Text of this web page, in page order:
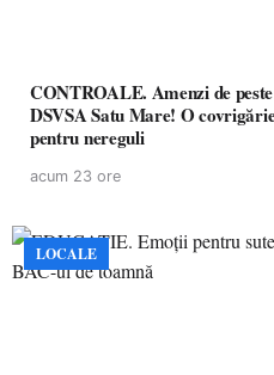
CONTROALE. Amenzi de
DSVSA Satu Mare! O
pentru nereguli
acum 23 ore
LOCALE